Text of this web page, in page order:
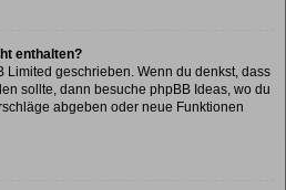
enthalten?
Limited geschrieben. Wenn du denkst, dass
sollte, dann besuche phpBB Ideas, wo du
abgeben oder neue Funktionen